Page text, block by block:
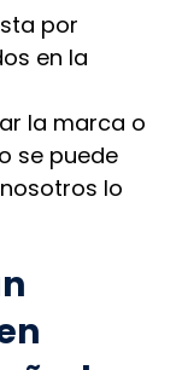
por
en la
la marca o
se puede
lo